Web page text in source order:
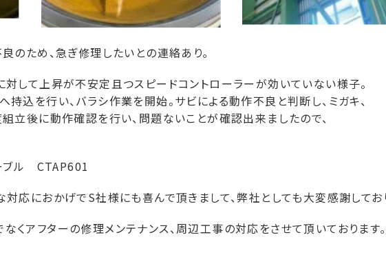
のため、急ぎ修理したいとの連絡あり｡
対して上昇が不安定且つスピードコントローラーが効いていない様子。
込を行い、バラシ作業を開始。サビによる動作不良と判断し、ミガキ、
立後に動作確認を行い、問題ないことが確認出来ましたので、
ブル CTAP601
応におかげでS社様にも喜んで頂きまして、弊社としても大変感謝してお
くアフターの修理メンテナンス、周辺工事の対応をさせて頂いております｡